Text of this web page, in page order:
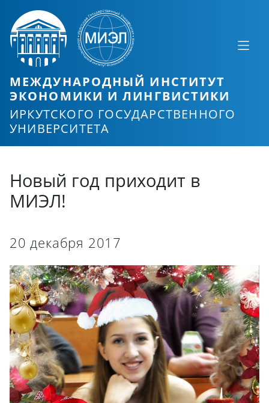
МЕЖДУНАРОДНЫЙ ИНСТИТУТ
ЭКОНОМИКИ И ЛИНГВИСТИКИ
ИРКУТСКОГО ГОСУДАРСТВЕННОГО
УНИВЕРСИТЕТА
Новый год приходит в
МИЭЛ!
20 декабря 2017